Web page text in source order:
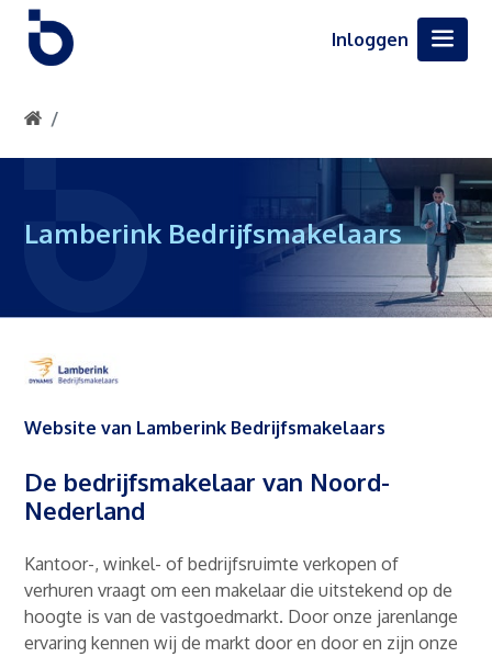
Inloggen
Lamberink Bedrijfsmakelaars
Website van Lamberink Bedrijfsmakelaars
De bedrijfsmakelaar van Noord-
Nederland
Kantoor-, winkel- of bedrijfsruimte verkopen of
verhuren vraagt om een makelaar die uitstekend op de
hoogte is van de vastgoedmarkt. Door onze jarenlange
ervaring kennen wij de markt door en door en zijn onze